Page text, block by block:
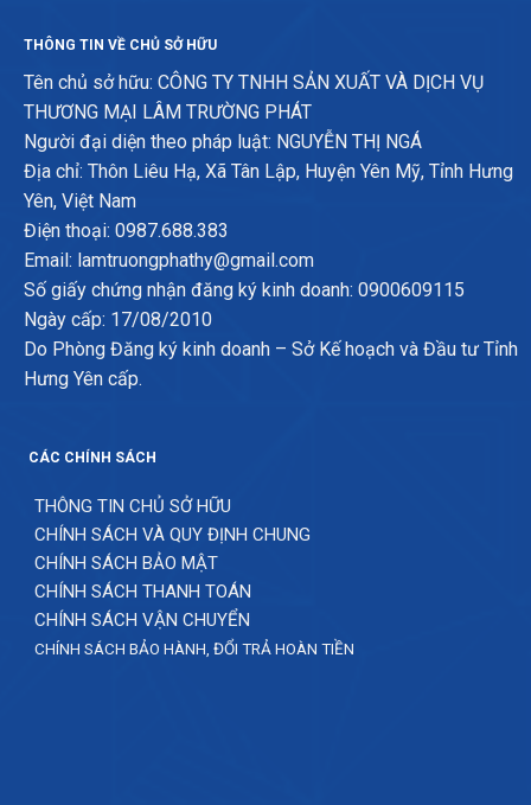
THÔNG TIN VỀ CHỦ SỞ HỮU
Tên chủ sở hữu: CÔNG TY TNHH SẢN XUẤT VÀ DỊCH VỤ
THƯƠNG MẠI LÂM TRƯỜNG PHÁT
Người đại diện theo pháp luật: NGUYỄN THỊ NGÁ
Địa chỉ: Thôn Liêu Hạ, Xã Tân Lập, Huyện Yên Mỹ, Tỉnh Hưng
Yên, Việt Nam
Điện thoại: 0987.688.383
Email: lamtruongphathy@gmail.com
Số giấy chứng nhận đăng ký kinh doanh: 0900609115
Ngày cấp: 17/08/2010
Do Phòng Đăng ký kinh doanh – Sở Kế hoạch và Đầu tư Tỉnh
Hưng Yên cấp.
CÁC CHÍNH SÁCH
THÔNG TIN CHỦ SỞ HỮU
CHÍNH SÁCH VÀ QUY ĐỊNH CHUNG
CHÍNH SÁCH BẢO MẬT
CHÍNH SÁCH THANH TOÁN
CHÍNH SÁCH VẬN CHUYỂN
CHÍNH SÁCH BẢO HÀNH, ĐỔI TRẢ HOÀN TIỀN